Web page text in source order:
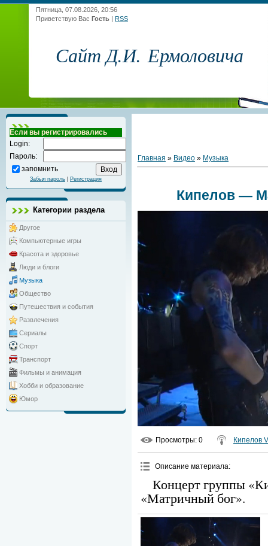
Пятница, 07.08.2026, 20:56
Приветствую Вас Гость | RSS
Сайт Д.И. Ермоловича
Если вы регистрировались
Login:
Пароль:
запомнить
Забыл пароль Регистрация
Категории раздела
Другое
Компьютерные игры
Красота и здоровье
Люди и блоги
Музыка
Общество
Путешествия и события
Развлечения
Сериалы
Спорт
Транспорт
Фильмы и анимация
Хобби и образование
Юмор
Главная » Видео » Музыка
Кипелов —
Просмотры: 0 Кипелов
Описание материала:
Концерт группы
«Матричный бог».